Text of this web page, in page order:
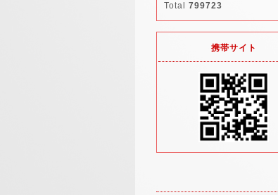
Total 799723
携帯サイト